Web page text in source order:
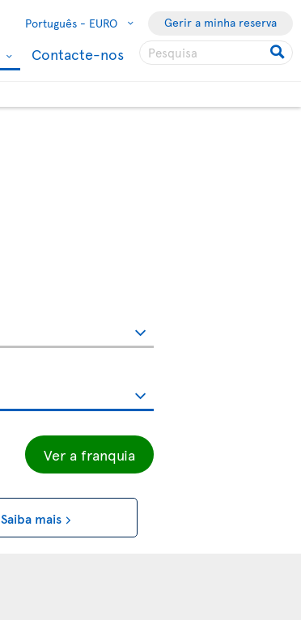
Português - EURO Gerir a minha reserva
Contacte-nos
Ver a franquia
Saiba mais